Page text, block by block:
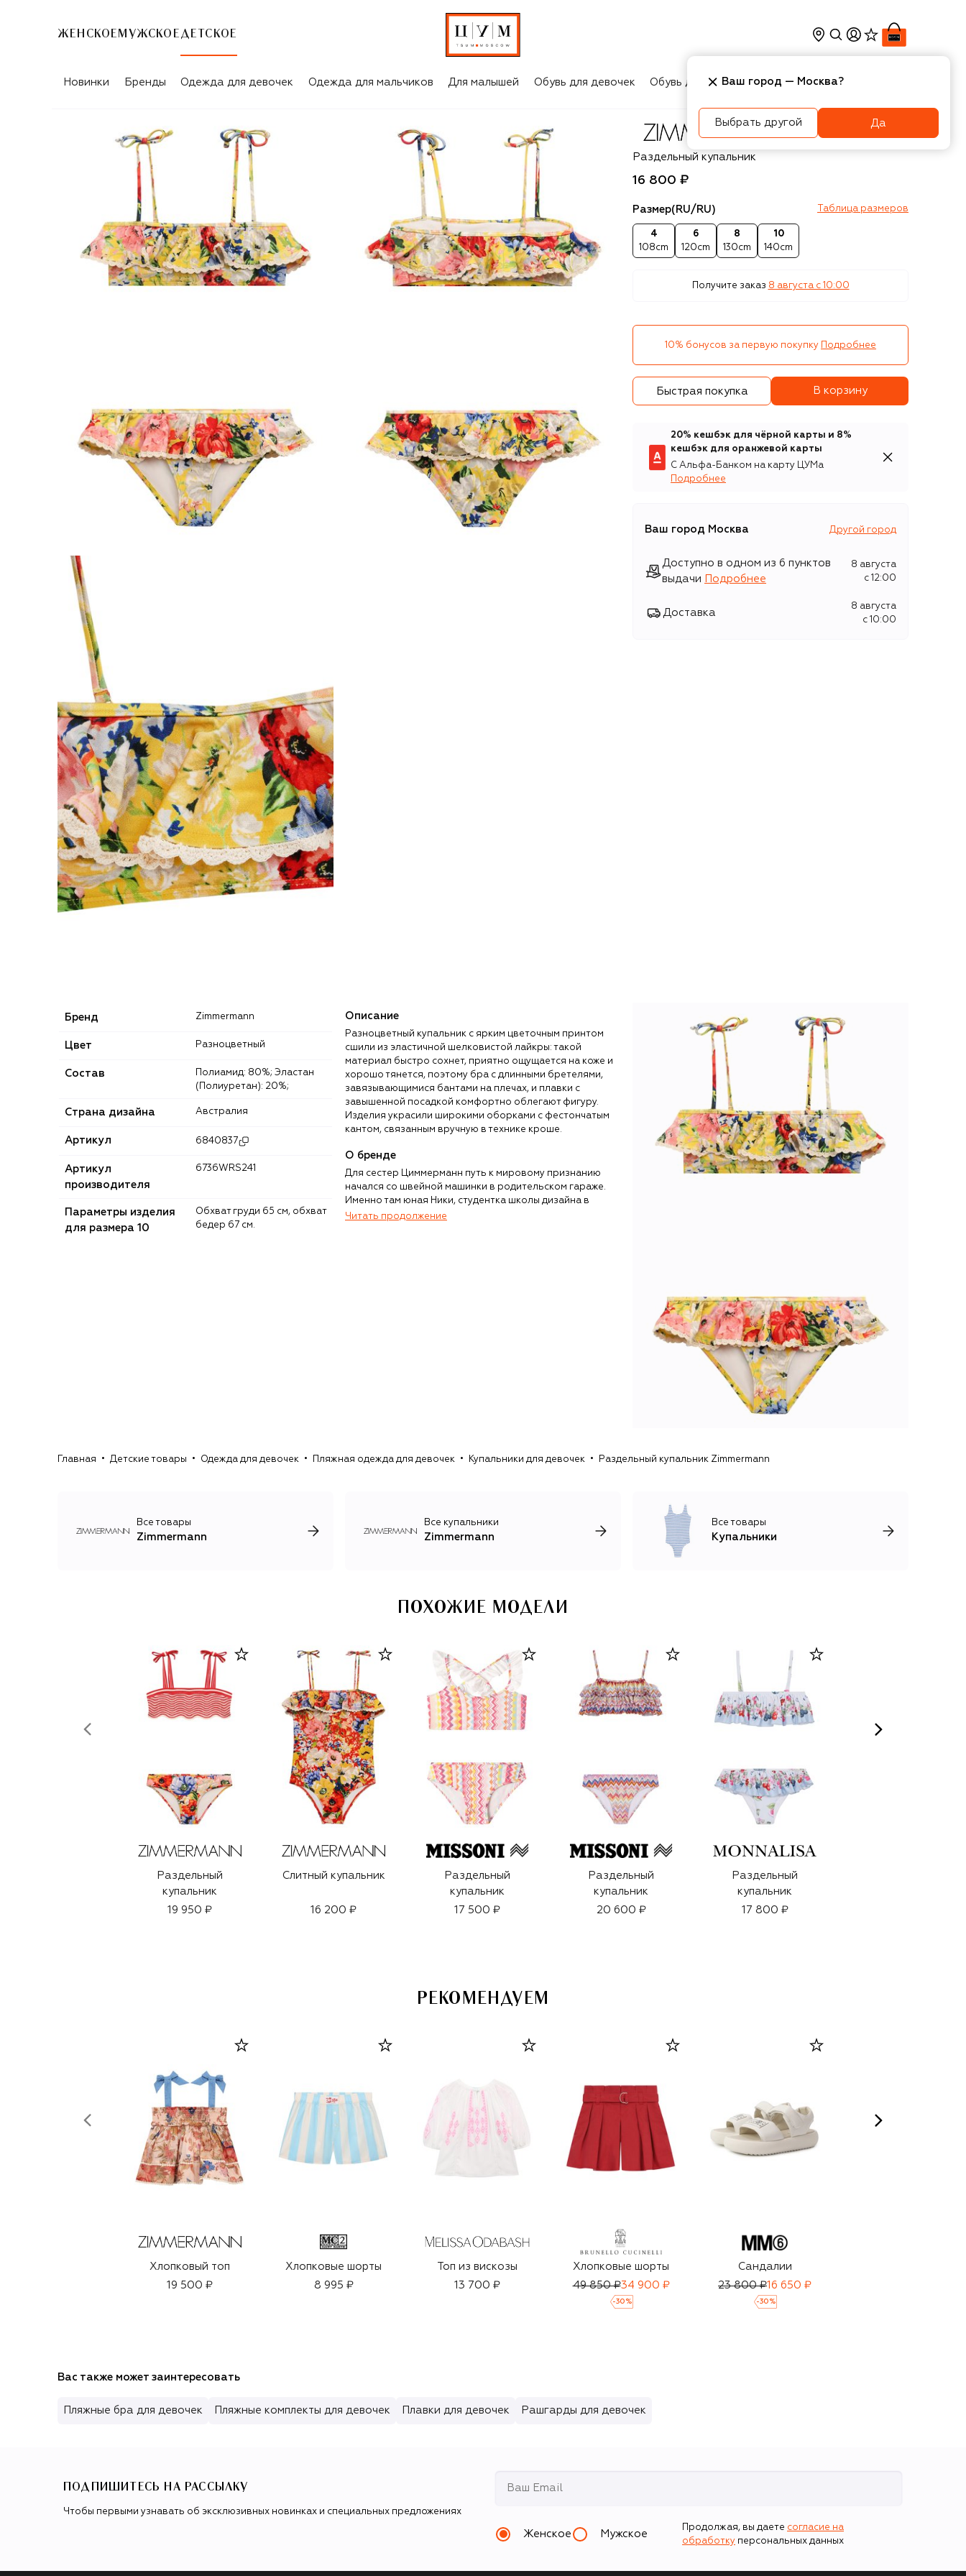
ЖЕНСКОЕ МУЖСКОЕ ДЕТСКОЕ
Новинки Бренды Одежда для девочек Одежда для мальчиков Для малышей Обувь для девочек Обувь для мальчиков Игрушки Аксесcуары
Zimmermann
Раздельный купальник
16 800 ₽
Размер(RU/RU) Таблица размеров
4
108cm
6
120cm
8
130cm
10
140cm
Получите заказ 8 августа c 10:00
10% бонусов за первую покупку Подробнее
Быстрая покупка В корзину
20% кешбэк для чёрной карты и 8%
кешбэк для оранжевой карты
С Альфа-Банком на карту ЦУМа
Подробнее
Ваш город Москва Другой город
Доступно в одном из 6 пунктов
выдачи
Подробнее
8 августа
c 12:00
Доставка
8 августа
c 10:00
Бренд Zimmermann
Цвет Разноцветный
Состав
(Полиуретан): 20%;
Страна дизайна Австралия
Артикул 6840837
Артикул
производителя
6736WRS241
Параметры изделия
для размера 10
Обхват груди 65 см, обхват
бедер 67 см.
Описание
Разноцветный купальник с ярким цветочным принтом
сшили из эластичной шелковистой лайкры: такой
материал быстро сохнет, приятно ощущается на коже и
хорошо тянется, поэтому бра с длинными бретелями,
завязывающимися бантами на плечах, и плавки с
завышенной посадкой комфортно облегают фигуру.
Изделия украсили широкими оборками с фестончатым
кантом, связанным вручную в технике кроше.
О бренде
Для сестер Циммерманн путь к мировому признанию
начался со швейной машинки в родительском гараже.
Именно там юная Ники, студентка школы дизайна в
Восточном Сиднее, в 1991 году создала свои первые
природой и искусством Австралии. Тщательно
Читать продолжение
Главная Детские товары Одежда для девочек Пляжная одежда для девочек Купальники для девочек Раздельный купальник Zimmermann
Все товары
Zimmermann
Все купальники
Zimmermann
Все товары
Купальники
ПОХОЖИЕ МОДЕЛИ
Раздельный
купальник
19 950 ₽
Слитный купальник
16 200 ₽
Раздельный
купальник
17 500 ₽
Раздельный
купальник
20 600 ₽
Раздельный
купальник
17 800 ₽
РЕКОМЕНДУЕМ
Хлопковый топ
19 500 ₽
Хлопковые шорты
8 995 ₽
Топ из вискозы
13 700 ₽
Хлопковые шорты
49 850 ₽34 900 ₽
-30 %
Сандалии
23 800 ₽16 650 ₽
-30 %
Вас также может заинтересовать
Пляжные бра для девочек Пляжные комплекты для девочек Плавки для девочек Рашгарды для девочек
ПОДПИШИТЕСЬ НА РАССЫЛКУ
Чтобы первыми узнавать об эксклюзивных новинках и специальных предложениях
Женское Мужское
Продолжая, вы даете согласие на
обработку персональных данных
Ваш город — Москва?
Выбрать другой Да